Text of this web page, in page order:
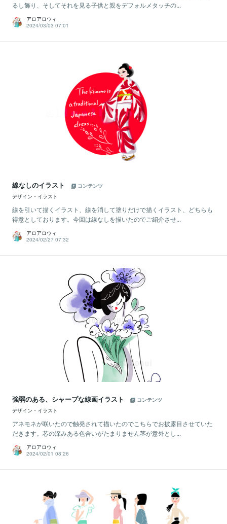
るし飾り、そしてそれを見る子供と親をデフォルメタッチの...
アロアロウィ
2024/03/03 07:01
線なしのイラスト
コンテンツ
デザイン・イラスト
線を引いて描くイラスト、線を消して塗りだけで描くイラスト、どちらも
得意としております。今回は線なしを描いたのでご紹介させ...
アロアロウィ
2024/02/27 07:32
強弱のある、シャープな線画イラスト
コンテンツ
デザイン・イラスト
アネモネが咲いたので触発されて描いたのでこちらでお披露目させていた
だきます。芯の深みある色合いがたまりません茎が意外とし...
アロアロウィ
2024/02/01 08:26